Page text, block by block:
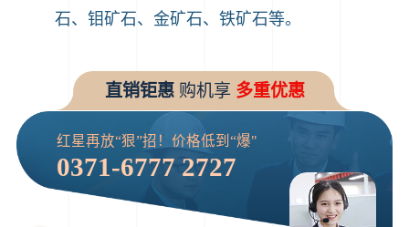
石、钼矿石、金矿石、铁矿石等。
直销钜惠购机享 多重优惠
红星再放“狠”招！价格低到“爆"
0371-6777 2727